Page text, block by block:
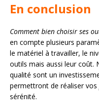
En conclusion
Comment bien choisir ses
en compte plusieurs
le matériel à travailler, le
outils mais aussi leur coût.
qualité sont un
permettront de réaliser vos
sérénité.